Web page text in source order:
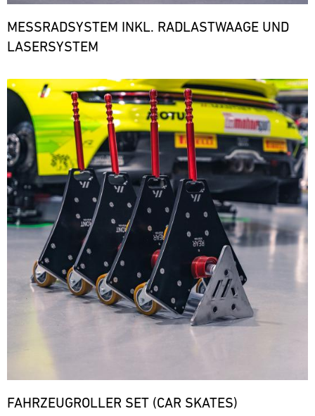
MESSRADSYSTEM INKL. RADLASTWAAGE UND
LASERSYSTEM
Bild
FAHRZEUGROLLER SET (CAR SKATES)